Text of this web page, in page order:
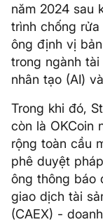
năm 2024 sau
trình chống
ông định vị
trong ngành
nhân tạo (AI)
Trong khi đó,
còn là OKCoin
rộng toàn cầu
phê duyệt
ông thông báo
giao dịch tài
(CAEX) -